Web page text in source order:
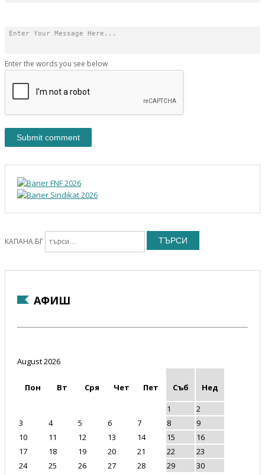
Enter the words you see below
КАПАНА.БГ ТЪРСИ
АФИШ
August 2026
Пон Вт Сря Чет Пет Съб
Нед
1
2
3
4 5 6 7 8
9
10
11 12 13 14 15
16
17
18 19 20 21 22
23
24
25 26 27 28 29
30